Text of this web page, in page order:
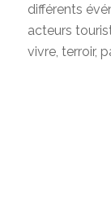
différents
acteurs
vivre, terroir,